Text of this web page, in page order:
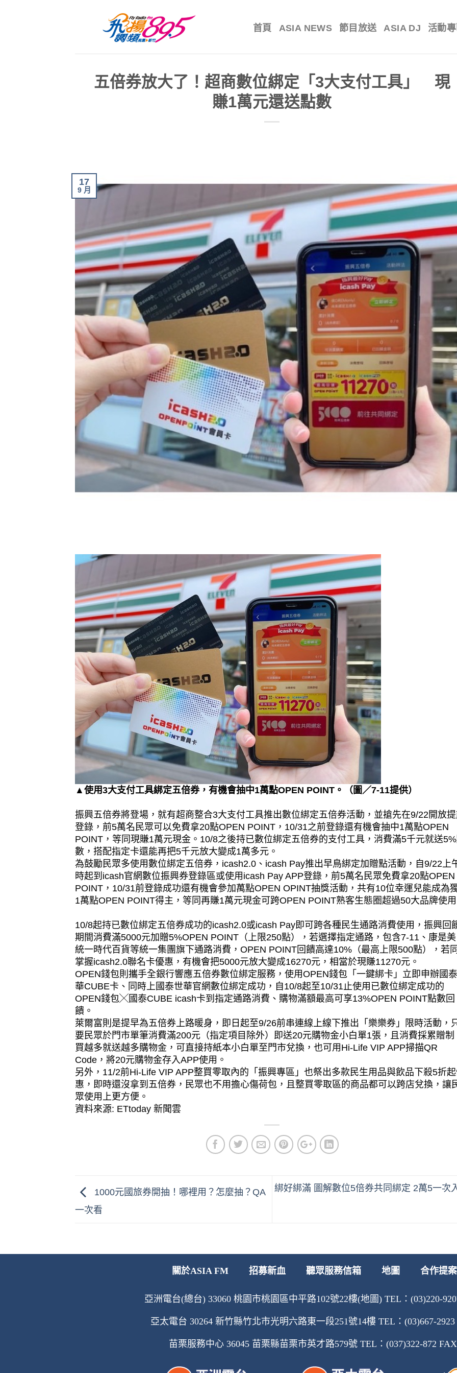
首頁 ASIA NEWS 節目放送 ASIA DJ 活動
五倍券放大了！超商數位綁定「3大支付工具」 現
賺1萬元還送點數
17
9 月
▲使用3大支付工具綁定五倍券，有機會抽中1萬點OPEN POINT。（圖／7-11提供）
振興五倍券將登場，就有超商整合3大支付工具推出數位綁定五倍券活動，並搶先在9/22開放
登錄，前5萬名民眾可以免費拿20點OPEN POINT，10/31之前登錄還有機會抽中1萬點OPEN
POINT，等同現賺1萬元現金。10/8之後持已數位綁定五倍券的支付工具，消費滿5千元就送
數，搭配指定卡還能再把5千元放大變成1萬多元。
為鼓勵民眾多使用數位綁定五倍券，icash2.0、icash Pay推出早鳥綁定加贈點活動，自9/22上
時起到icash官網數位振興券登錄區或使用icash Pay APP登錄，前5萬名民眾免費拿20點OPEN
POINT，10/31前登錄成功還有機會參加萬點OPEN OPINT抽獎活動，共有10位幸運兒能成為
1萬點OPEN POINT得主，等同再賺1萬元現金可跨OPEN POINT熟客生態圈超過50大品牌使用
10/8起持已數位綁定五倍券成功的icash2.0或icash Pay即可跨各種民生通路消費使用，振興回
期間消費滿5000元加贈5%OPEN POINT（上限250點），若選擇指定通路，包含7-11、康是美
統一時代百貨等統一集團旗下通路消費，OPEN POINT回饋高達10%（最高上限500點），若
掌握icash2.0聯名卡優惠，有機會把5000元放大變成16270元，相當於現賺11270元。
OPEN錢包則攜手全銀行響應五倍券數位綁定服務，使用OPEN錢包「一鍵綁卡」立即申辦國
華CUBE卡、同時上國泰世華官網數位綁定成功，自10/8起至10/31止使用已數位綁定成功的
OPEN錢包╳國泰CUBE icash卡到指定通路消費、購物滿額最高可享13%OPEN POINT點數回
饋。
萊爾富則是提早為五倍券上路暖身，即日起至9/26前串連線上線下推出「樂樂券」限時活動，
要民眾於門市單筆消費滿200元（指定項目除外）即送20元購物金小白單1張，且消費採累贈制
買越多就送越多購物金，可直接持紙本小白單至門市兌換，也可用Hi-Life VIP APP掃描QR
Code，將20元購物金存入APP使用。
另外，11/2前Hi-Life VIP APP整買零取內的「振興專區」也祭出多款民生用品與飲品下殺5折
惠，即時還沒拿到五倍券，民眾也不用擔心傷荷包，且整買零取區的商品都可以跨店兌換，讓
眾使用上更方便。
資料來源: ETtoday 新聞雲
1000元國旅券開抽！哪裡用？怎麼抽？QA
一次看
綁好綁滿 圖解數位5倍券共同綁定 2萬5一次
關於ASIA FM 招募新血 聽眾服務信箱 地圖 合作提案
亞洲電台(總台) 33060 桃園市桃園區中平路102號22樓(地圖) TEL：(03)220-
亞太電台 30264 新竹縣竹北市光明六路東一段251號14樓 TEL：(03)667-2923
苗栗服務中心 36045 苗栗縣苗栗市英才路579號 TEL：(037)322-872